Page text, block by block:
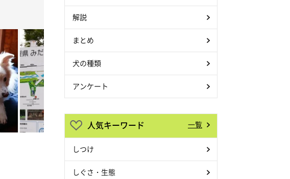
解説
まとめ
犬の種類
アンケート
人気キーワード 一覧
しつけ
しぐさ・生態